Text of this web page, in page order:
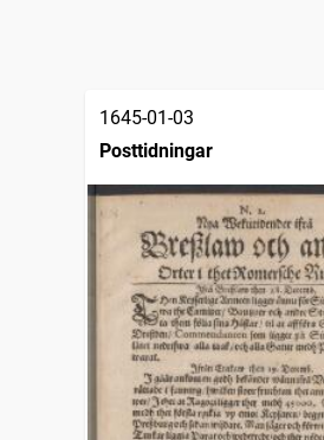
1645-01-03
Posttidningar